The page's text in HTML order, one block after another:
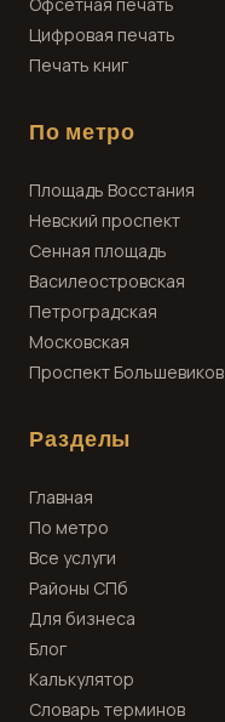
Цифровая печать
Печать книг
По метро
Площадь Восстания
Невский проспект
Сенная площадь
Василеостровская
Петроградская
Московская
Проспект Большевиков
Разделы
Главная
По метро
Все услуги
Районы СПб
Для бизнеса
Блог
Калькулятор
Словарь терминов